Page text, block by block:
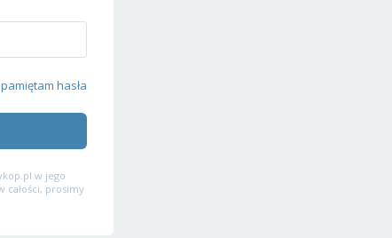
hasła
w jego
całości, prosimy